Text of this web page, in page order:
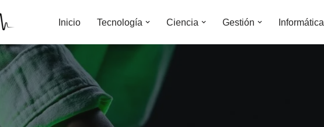
Inicio Tecnología Ciencia Gestión Informática